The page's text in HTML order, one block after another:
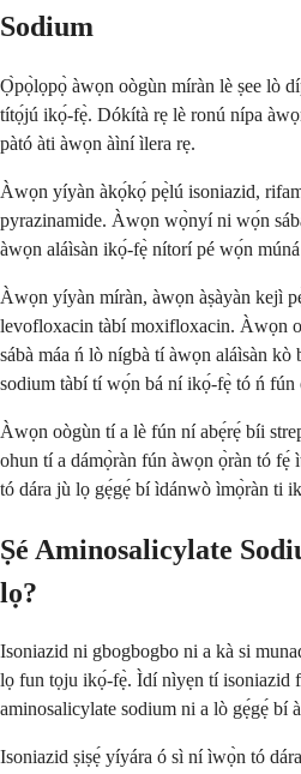
Sodium
Ọ̀pọ̀lọpọ̀ àwọn oògùn míràn lè ṣee lò
títọ́jú ikọ́-fẹ̀. Dókítà rẹ lè ronú nípa
pàtó àti àwọn àìní ìlera rẹ.
Àwọn yíyàn àkọ́kọ́ pẹ̀lú isoniazid,
pyrazinamide. Àwọn wọ̀nyí ni wọ́n
àwọn aláìsàn ikọ́-fẹ̀ nítorí pé wọ́n
Àwọn yíyàn míràn, àwọn àṣàyàn kejì
levofloxacin tàbí moxifloxacin. Àwọn
sábà máa ń lò nígbà tí àwọn aláìsàn kò
sodium tàbí tí wọ́n bá ní ikọ́-fẹ̀ tó ń fún
Àwọn oògùn tí a lè fún ní abẹ́rẹ́ bíi
ohun tí a dámọ̀ràn fún àwọn ọ̀ràn tó fẹ́
tó dára jù lọ gẹ́gẹ́ bí ìdánwò ìmọ̀ràn ti
Ṣé Aminosalicylate
lọ?
Isoniazid ni gbogbogbo ni a kà si
lọ fun tọju ikọ́-fẹ̀. Ìdí nìyẹn tí isoniazid
aminosalicylate sodium ni a lò gẹ́gẹ́ bí
Isoniazid ṣiṣẹ́ yíyára ó sì ní ìwọ̀n tó